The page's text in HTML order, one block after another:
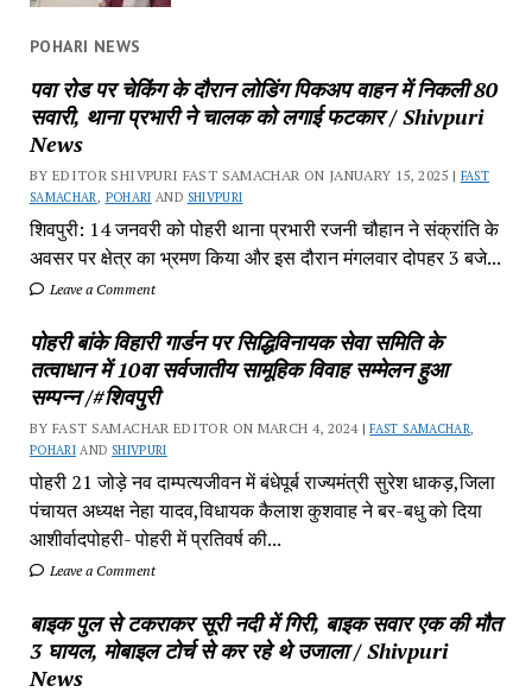
POHARI NEWS
पवा रोड पर चेकिंग के दौरान लोडिंग पिकअप वाहन में निकली 80
सवारी, थाना प्रभारी ने चालक को लगाई फटकार / Shivpuri
News
BY EDITOR SHIVPURI FAST SAMACHAR ON JANUARY 15, 2025 | FAST
SAMACHAR , POHARI AND SHIVPURI
शिवपुरी: 14 जनवरी को पोहरी थाना प्रभारी रजनी चौहान ने संक्रांति के
अवसर पर क्षेत्र का भ्रमण किया और इस दौरान मंगलवार दोपहर 3 बजे...
Leave a Comment
पोहरी बांके विहारी गार्डन पर सिद्धिविनायक सेवा समिति के
तत्वाधान में 10वा सर्वजातीय सामूहिक विवाह सम्मेलन हुआ
सम्पन्न /#शिवपुरी
BY FAST SAMACHAR EDITOR ON MARCH 4, 2024 |FAST SAMACHAR,
POHARI AND SHIVPURI
पोहरी 21 जोड़े नव दाम्पत्यजीवन में बंधेपूर्ब राज्यमंत्री सुरेश धाकड़,जिला
पंचायत अध्यक्ष नेहा यादव,विधायक कैलाश कुशवाह ने बर-बधु को दिया
आशीर्वादपोहरी- पोहरी में प्रतिवर्ष की...
Leave a Comment
बाइक पुल से टकराकर सूरी नदी में गिरी, बाइक सवार एक की मौत
3 घायल, मोबाइल टोर्च से कर रहे थे उजाला / Shivpuri
News